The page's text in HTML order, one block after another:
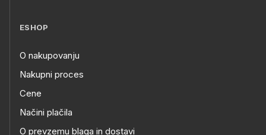
ESHOP
O nakupovanju
Nakupni proces
Cene
Načini plačila
O prevzemu blaga in dostavi